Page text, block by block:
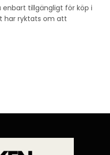
enbart tillgängligt för köp i
har ryktats om att